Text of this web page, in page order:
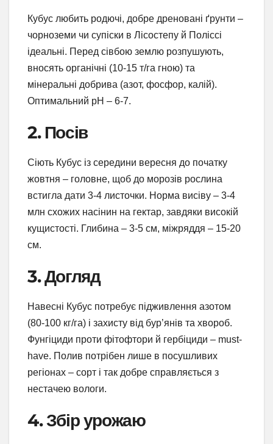
Кубус любить родючі, добре дреновані ґрунти –
чорноземи чи супіски в Лісостепу й Поліссі
ідеальні. Перед сівбою землю розпушують,
вносять органічні (10-15 т/га гною) та
мінеральні добрива (азот, фосфор, калій).
Оптимальний pH – 6-7.
2. Посів
Сіють Кубус із середини вересня до початку
жовтня – головне, щоб до морозів рослина
встигла дати 3-4 листочки. Норма висіву – 3-4
млн схожих насінин на гектар, завдяки високій
кущистості. Глибина – 3-5 см, міжряддя – 15-20
см.
3. Догляд
Навесні Кубус потребує підживлення азотом
(80-100 кг/га) і захисту від бур’янів та хвороб.
Фунгіциди проти фітофтори й гербіциди – must-
have. Полив потрібен лише в посушливих
регіонах – сорт і так добре справляється з
нестачею вологи.
4. Збір урожаю